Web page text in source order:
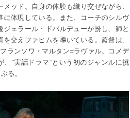
ッド。自身の体験も織り交ぜながら、
体現している。また、コーチのシルヴ
ジェラール・ドパルデューが扮し、師と
交えファヒムを導いている。監督は、
ランソワ・マルタン=ラヴァル。コメデ
、“実話ドラマ”という初のジャンルに挑
る。